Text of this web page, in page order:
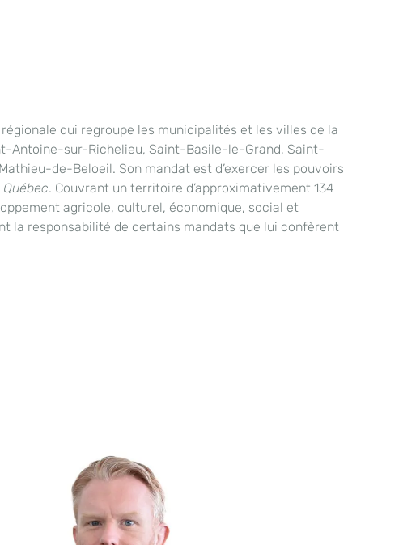
qui regroupe les municipalités et les villes de la
Antoine-sur-Richelieu, Saint-Basile-le-Grand, Saint-
de-Beloeil. Son mandat est d’exercer les pouvoirs
. Couvrant un territoire d’approximativement 134
agricole, culturel, économique, social et
la responsabilité de certains mandats que lui confèrent